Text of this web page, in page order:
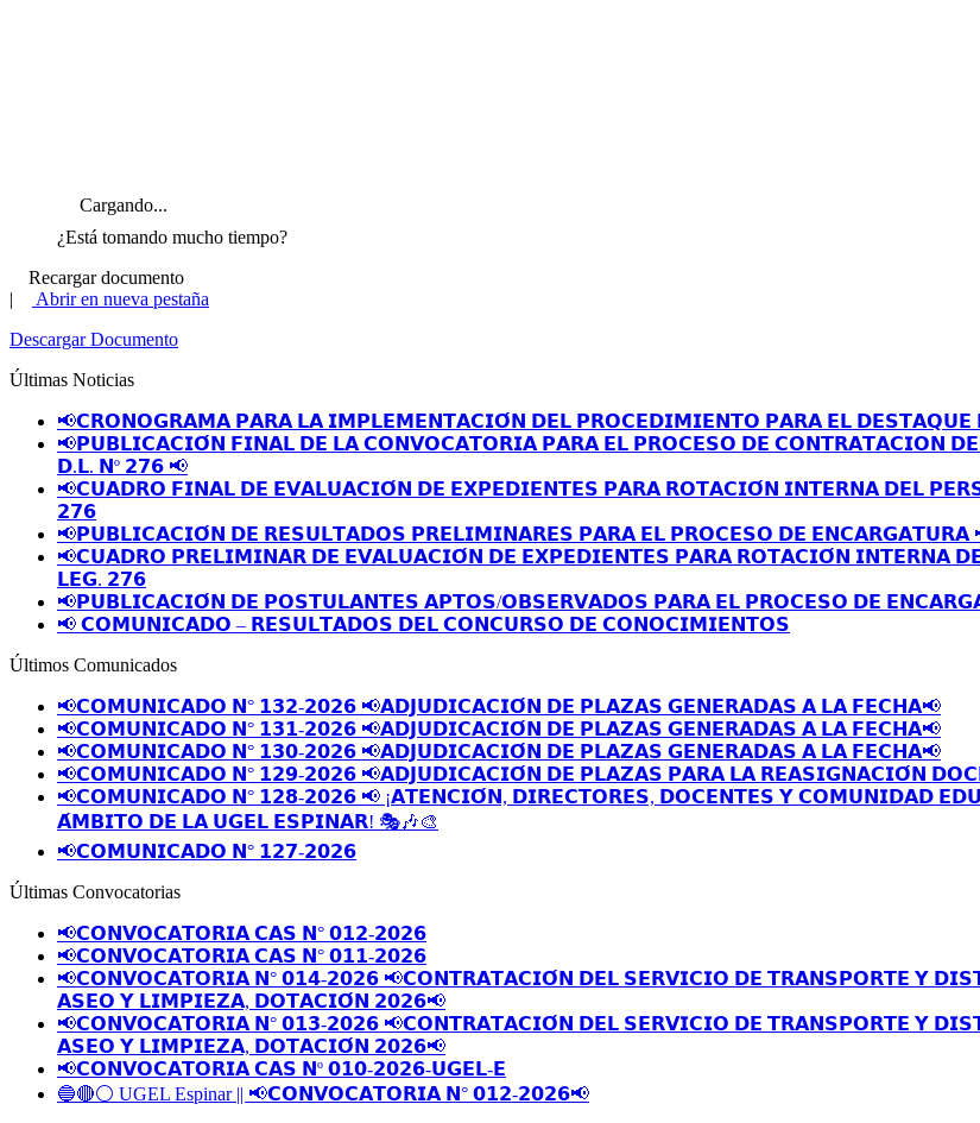
Cargando...
¿Está tomando mucho tiempo?
Recargar documento
|
Abrir en nueva pestaña
Descargar Documento
Últimas Noticias
📢𝗖𝗥𝗢𝗡𝗢𝗚𝗥𝗔𝗠𝗔 𝗣𝗔𝗥𝗔 𝗟𝗔 𝗜𝗠𝗣𝗟𝗘𝗠𝗘𝗡𝗧𝗔𝗖𝗜𝗢́𝗡 𝗗𝗘𝗟 𝗣𝗥𝗢𝗖𝗘𝗗𝗜𝗠𝗜𝗘𝗡𝗧𝗢 𝗣𝗔𝗥𝗔 𝗘𝗟 𝗗𝗘𝗦𝗧𝗔𝗤𝗨𝗘
📢𝗣𝗨𝗕𝗟𝗜𝗖𝗔𝗖𝗜𝗢́𝗡 𝗙𝗜𝗡𝗔𝗟 𝗗𝗘 𝗟𝗔 𝗖𝗢𝗡𝗩𝗢𝗖𝗔𝗧𝗢𝗥𝗜𝗔 𝗣𝗔𝗥𝗔 𝗘𝗟 𝗣𝗥𝗢𝗖𝗘𝗦𝗢 𝗗𝗘 𝗖𝗢𝗡𝗧𝗥𝗔𝗧𝗔𝗖𝗜𝗢𝗡
𝗗.𝗟. 𝗡º 𝟮𝟳𝟲 📢
📢𝗖𝗨𝗔𝗗𝗥𝗢 𝗙𝗜𝗡𝗔𝗟 𝗗𝗘 𝗘𝗩𝗔𝗟𝗨𝗔𝗖𝗜𝗢́𝗡 𝗗𝗘 𝗘𝗫𝗣𝗘𝗗𝗜𝗘𝗡𝗧𝗘𝗦 𝗣𝗔𝗥𝗔 𝗥𝗢𝗧𝗔𝗖𝗜𝗢́𝗡 𝗜𝗡𝗧𝗘𝗥𝗡𝗔 𝗗𝗘𝗟
𝟮𝟳𝟲
📢𝗣𝗨𝗕𝗟𝗜𝗖𝗔𝗖𝗜𝗢́𝗡 𝗗𝗘 𝗥𝗘𝗦𝗨𝗟𝗧𝗔𝗗𝗢𝗦 𝗣𝗥𝗘𝗟𝗜𝗠𝗜𝗡𝗔𝗥𝗘𝗦 𝗣𝗔𝗥𝗔 𝗘𝗟 𝗣𝗥𝗢𝗖𝗘𝗦𝗢 𝗗𝗘 𝗘𝗡𝗖𝗔𝗥𝗚𝗔𝗧𝗨𝗥𝗔
📢𝗖𝗨𝗔𝗗𝗥𝗢 𝗣𝗥𝗘𝗟𝗜𝗠𝗜𝗡𝗔𝗥 𝗗𝗘 𝗘𝗩𝗔𝗟𝗨𝗔𝗖𝗜𝗢́𝗡 𝗗𝗘 𝗘𝗫𝗣𝗘𝗗𝗜𝗘𝗡𝗧𝗘𝗦 𝗣𝗔𝗥𝗔 𝗥𝗢𝗧𝗔𝗖𝗜𝗢́𝗡 𝗜𝗡𝗧𝗘𝗥𝗡𝗔
𝗟𝗘𝗚. 𝟮𝟳𝟲
📢𝗣𝗨𝗕𝗟𝗜𝗖𝗔𝗖𝗜𝗢́𝗡 𝗗𝗘 𝗣𝗢𝗦𝗧𝗨𝗟𝗔𝗡𝗧𝗘𝗦 𝗔𝗣𝗧𝗢𝗦/𝗢𝗕𝗦𝗘𝗥𝗩𝗔𝗗𝗢𝗦 𝗣𝗔𝗥𝗔 𝗘𝗟 𝗣𝗥𝗢𝗖𝗘𝗦𝗢 𝗗𝗘
📢 𝗖𝗢𝗠𝗨𝗡𝗜𝗖𝗔𝗗𝗢 – 𝗥𝗘𝗦𝗨𝗟𝗧𝗔𝗗𝗢𝗦 𝗗𝗘𝗟 𝗖𝗢𝗡𝗖𝗨𝗥𝗦𝗢 𝗗𝗘 𝗖𝗢𝗡𝗢𝗖𝗜𝗠𝗜𝗘𝗡𝗧𝗢𝗦
Últimos Comunicados
📢𝗖𝗢𝗠𝗨𝗡𝗜𝗖𝗔𝗗𝗢 𝗡° 𝟭𝟯𝟮-𝟮𝟬𝟮𝟲 📢𝗔𝗗𝗝𝗨𝗗𝗜𝗖𝗔𝗖𝗜𝗢́𝗡 𝗗𝗘 𝗣𝗟𝗔𝗭𝗔𝗦 𝗚𝗘𝗡𝗘𝗥𝗔𝗗𝗔𝗦 𝗔 𝗟𝗔 𝗙𝗘𝗖𝗛𝗔📢
📢𝗖𝗢𝗠𝗨𝗡𝗜𝗖𝗔𝗗𝗢 𝗡° 𝟭𝟯𝟭-𝟮𝟬𝟮𝟲 📢𝗔𝗗𝗝𝗨𝗗𝗜𝗖𝗔𝗖𝗜𝗢́𝗡 𝗗𝗘 𝗣𝗟𝗔𝗭𝗔𝗦 𝗚𝗘𝗡𝗘𝗥𝗔𝗗𝗔𝗦 𝗔 𝗟𝗔 𝗙𝗘𝗖𝗛𝗔📢
📢𝗖𝗢𝗠𝗨𝗡𝗜𝗖𝗔𝗗𝗢 𝗡° 𝟭𝟯𝟬-𝟮𝟬𝟮𝟲 📢𝗔𝗗𝗝𝗨𝗗𝗜𝗖𝗔𝗖𝗜𝗢́𝗡 𝗗𝗘 𝗣𝗟𝗔𝗭𝗔𝗦 𝗚𝗘𝗡𝗘𝗥𝗔𝗗𝗔𝗦 𝗔 𝗟𝗔 𝗙𝗘𝗖𝗛𝗔📢
📢𝗖𝗢𝗠𝗨𝗡𝗜𝗖𝗔𝗗𝗢 𝗡° 𝟭𝟮𝟵-𝟮𝟬𝟮𝟲 📢𝗔𝗗𝗝𝗨𝗗𝗜𝗖𝗔𝗖𝗜𝗢́𝗡 𝗗𝗘 𝗣𝗟𝗔𝗭𝗔𝗦 𝗣𝗔𝗥𝗔 𝗟𝗔 𝗥𝗘𝗔𝗦𝗜𝗚𝗡𝗔𝗖𝗜𝗢́𝗡
📢𝗖𝗢𝗠𝗨𝗡𝗜𝗖𝗔𝗗𝗢 𝗡° 𝟭𝟮𝟴-𝟮𝟬𝟮𝟲 📢 ¡𝗔𝗧𝗘𝗡𝗖𝗜𝗢́𝗡, 𝗗𝗜𝗥𝗘𝗖𝗧𝗢𝗥𝗘𝗦, 𝗗𝗢𝗖𝗘𝗡𝗧𝗘𝗦 𝗬 𝗖𝗢𝗠𝗨𝗡𝗜𝗗𝗔𝗗
𝗔́𝗠𝗕𝗜𝗧𝗢 𝗗𝗘 𝗟𝗔 𝗨𝗚𝗘𝗟 𝗘𝗦𝗣𝗜𝗡𝗔𝗥! 🎭🎶🎨
📢𝗖𝗢𝗠𝗨𝗡𝗜𝗖𝗔𝗗𝗢 𝗡° 𝟭𝟮𝟳-𝟮𝟬𝟮𝟲
Últimas Convocatorias
📢𝗖𝗢𝗡𝗩𝗢𝗖𝗔𝗧𝗢𝗥𝗜𝗔 𝗖𝗔𝗦 𝗡° 𝟬𝟭𝟮-𝟮𝟬𝟮𝟲
📢𝗖𝗢𝗡𝗩𝗢𝗖𝗔𝗧𝗢𝗥𝗜𝗔 𝗖𝗔𝗦 𝗡° 𝟬𝟭𝟭-𝟮𝟬𝟮𝟲
📢𝗖𝗢𝗡𝗩𝗢𝗖𝗔𝗧𝗢𝗥𝗜𝗔 𝗡° 𝟬𝟭𝟰-𝟮𝟬𝟮𝟲 📢𝗖𝗢𝗡𝗧𝗥𝗔𝗧𝗔𝗖𝗜𝗢́𝗡 𝗗𝗘𝗟 𝗦𝗘𝗥𝗩𝗜𝗖𝗜𝗢 𝗗𝗘 𝗧𝗥𝗔𝗡𝗦𝗣𝗢𝗥𝗧𝗘 𝗬
𝗔𝗦𝗘𝗢 𝗬 𝗟𝗜𝗠𝗣𝗜𝗘𝗭𝗔, 𝗗𝗢𝗧𝗔𝗖𝗜𝗢́𝗡 𝟮𝟬𝟮𝟲📢
📢𝗖𝗢𝗡𝗩𝗢𝗖𝗔𝗧𝗢𝗥𝗜𝗔 𝗡° 𝟬𝟭𝟯-𝟮𝟬𝟮𝟲 📢𝗖𝗢𝗡𝗧𝗥𝗔𝗧𝗔𝗖𝗜𝗢́𝗡 𝗗𝗘𝗟 𝗦𝗘𝗥𝗩𝗜𝗖𝗜𝗢 𝗗𝗘 𝗧𝗥𝗔𝗡𝗦𝗣𝗢𝗥𝗧𝗘 𝗬
𝗔𝗦𝗘𝗢 𝗬 𝗟𝗜𝗠𝗣𝗜𝗘𝗭𝗔, 𝗗𝗢𝗧𝗔𝗖𝗜𝗢́𝗡 𝟮𝟬𝟮𝟲📢
📢𝗖𝗢𝗡𝗩𝗢𝗖𝗔𝗧𝗢𝗥𝗜𝗔 𝗖𝗔𝗦 𝗡º 𝟬𝟭𝟬-𝟮𝟬𝟮𝟲-𝗨𝗚𝗘𝗟-𝗘
🔵🔴⚪️ UGEL Espinar || 📢𝗖𝗢𝗡𝗩𝗢𝗖𝗔𝗧𝗢𝗥𝗜𝗔 𝗡° 𝟬𝟭𝟮-𝟮𝟬𝟮𝟲📢